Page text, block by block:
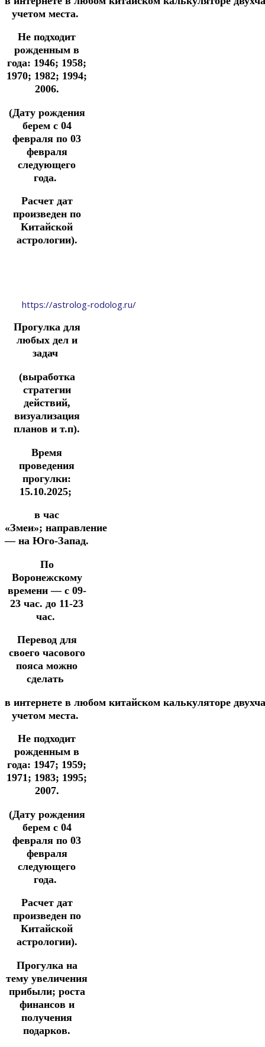
учетом места.
Не подходит
рожденным в
года: 1946; 1958;
1970; 1982; 1994;
2006.
(Дату рождения
берем с 04
февраля по 03
февраля
следующего
года.
Расчет дат
произведен по
Китайской
астрологии).
https://astrolog-rodolog.ru/
Прогулка для
любых дел и
задач
(выработка
стратегии
действий,
визуализация
планов и т.п).
Время
проведения
прогулки:
15.10.2025;
в час
«Змеи»; направление
— на Юго-Запад.
По
Воронежскому
времени — с 09-
23 час. до 11-23
час.
Перевод для
своего часового
пояса можно
сделать
в интернете в любом китайском калькуляторе
учетом места.
Не подходит
рожденным в
года: 1947; 1959;
1971; 1983; 1995;
2007.
(Дату рождения
берем с 04
февраля по 03
февраля
следующего
года.
Расчет дат
произведен по
Китайской
астрологии).
Прогулка на
тему увеличения
прибыли; роста
финансов и
получения
подарков.